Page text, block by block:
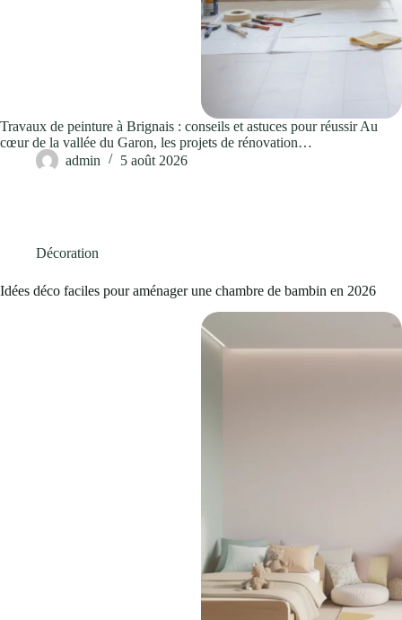
Travaux de peinture à Brignais : conseils et astuces pour réussir Au
cœur de la vallée du Garon, les projets de rénovation…
admin
5 août 2026
Décoration
Idées déco faciles pour aménager une chambre de bambin en 2026